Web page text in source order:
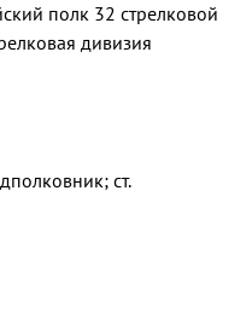
полк 32 стрелковой
дивизия
ст.